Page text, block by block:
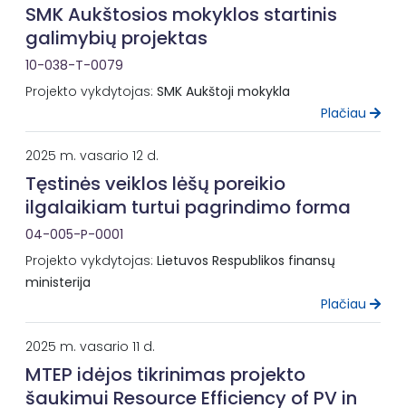
SMK Aukštosios mokyklos startinis
galimybių projektas
10-038-T-0079
Projekto vykdytojas: SMK Aukštoji mokykla
Plačiau
2025 m. vasario 12 d.
Tęstinės veiklos lėšų poreikio
ilgalaikiam turtui pagrindimo forma
04-005-P-0001
Projekto vykdytojas: Lietuvos Respublikos finansų
ministerija
Plačiau
2025 m. vasario 11 d.
MTEP idėjos tikrinimas projekto
šaukimui Resource Efficiency of PV in